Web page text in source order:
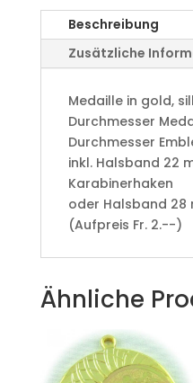
Beschreibung
Zusätzliche
Medaille in gold,
​Durchmesser
Durchmesser
​inkl. Halsband 22
Karabinerhaken
oder Halsband 28
(Aufpreis Fr. 2.--)
Ähnliche